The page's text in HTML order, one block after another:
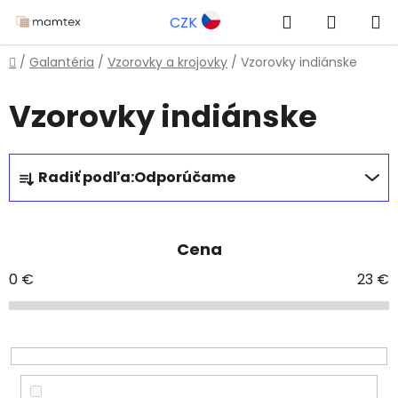
na
obsah
CZK Hľadať
KOŠÍK
Domov
/ Galantéria / Vzorovky a krojovky / Vzorovky indiánske
Vzorovky indiánske
R
a
d
i
e
r
o
Radiť podľa:Odporúčame
Cena
0 € 23 €